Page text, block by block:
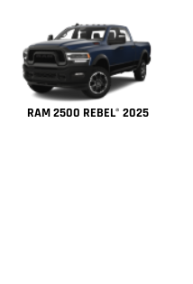
RAM 2500 REBEL® 2025